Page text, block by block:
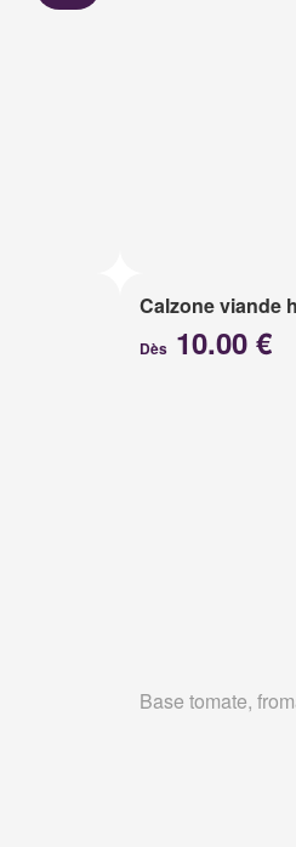
Calzone viande
Dès 10.00 €
Base tomate,